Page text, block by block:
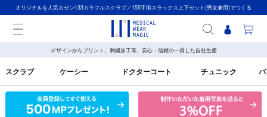
オリジナルを人気カゼン133カラフルスクラブ／155手術スラックス上下セット(男女兼用)でつくる
デザインからプリント、刺繍加工等、安心・信頼の一貫した自社生産
スクラブ ケーシー ドクターコート チュニック